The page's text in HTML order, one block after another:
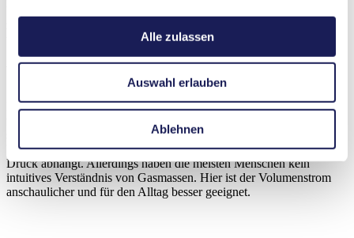
Alle zulassen
Auswahl erlauben
Ablehnen
überwiegend nach Masse und nicht nach Volumen verkauft werden.
Welche Metrik sollte verwendet werden?
Dieses Beispiel wirft die Frage auf: Welche Metrik sollte verwendet
sind Berechnungen mit dem Massenstrom viel einfacher, da die
Masse konstant bleibt und nicht von der Temperatur oder dem
Druck abhängt. Allerdings haben die meisten Menschen kein
intuitives Verständnis von Gasmassen. Hier ist der Volumenstrom
anschaulicher und für den Alltag besser geeignet.